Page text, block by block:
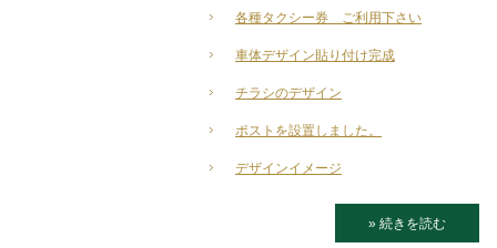
各種タクシー券 ご利用下さい
車体デザイン貼り付け完成
チラシのデザイン
ポストを設置しました。
デザインイメージ
» 続きを読む